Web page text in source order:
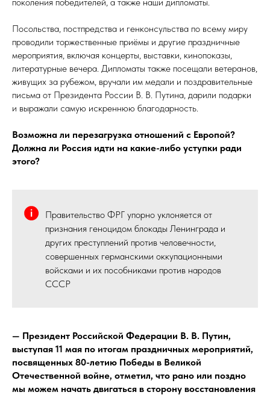
Посольства, постпредства и генконсульства по всему миру
проводили торжественные приёмы и другие праздничные
мероприятия, включая концерты, выставки, кинопоказы,
литературные вечера. Дипломаты также посещали ветеранов,
живущих за рубежом, вручали им медали и поздравительные
письма от Президента России В. В. Путина, дарили подарки
и выражали самую искреннюю благодарность.
Возможна ли перезагрузка отношений с Европой?
Должна ли Россия идти на какие-либо уступки ради
этого?
Правительство ФРГ упорно уклоняется от
признания геноцидом блокады Ленинграда и
других преступлений против человечности,
совершенных германскими оккупационными
войсками и их пособниками против народов
СССР
— Президент Российской Федерации В. В. Путин,
выступая 11 мая по итогам праздничных мероприятий,
посвященных 80-летию Победы в Великой
Отечественной войне, отметил, что рано или поздно
мы можем начать двигаться в сторону восстановления